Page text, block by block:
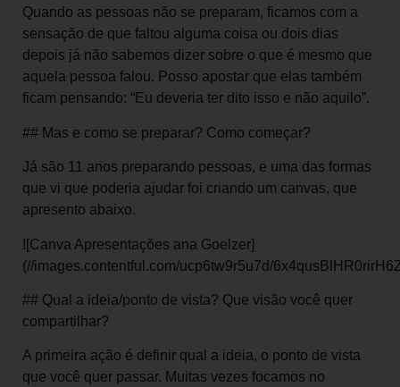
Quando as pessoas não se preparam, ficamos com a
sensação de que faltou alguma coisa ou dois dias
depois já não sabemos dizer sobre o que é mesmo que
aquela pessoa falou. Posso apostar que elas também
ficam pensando: “Eu deveria ter dito isso e não aquilo”.
## Mas e como se preparar? Como começar?
Já são 11 anos preparando pessoas, e uma das formas
que vi que poderia ajudar foi criando um canvas, que
apresento abaixo.
![Canva Apresentações ana Goelzer]
(//images.contentful.com/ucp6tw9r5u7d/
## Qual a ideia/ponto de vista? Que visão você quer
compartilhar?
A primeira ação é definir qual a ideia, o ponto de vista
que você quer passar. Muitas vezes focamos no